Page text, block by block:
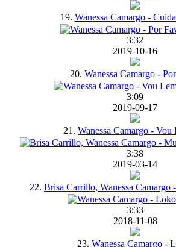
19. Wanessa Camargo -
3:32
2019-10-16
20. Wanessa Camargo -
3:09
2019-09-17
21. Wanessa Camargo - Vou
3:38
2019-03-14
22. Brisa Carrillo, Wanessa Camargo
3:33
2018-11-08
23. Wanessa Camargo -